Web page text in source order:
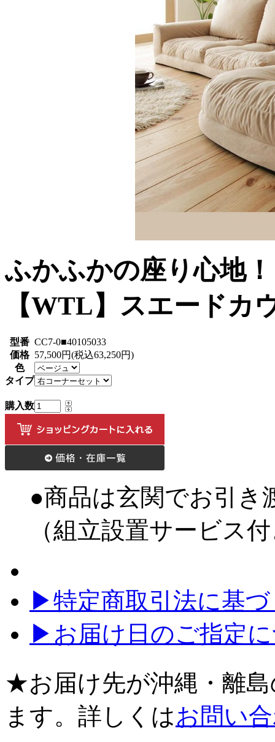
ふかふかの座り心地
【WTL】スエードカ
型番 CC7-0■40105033
価格 57,500円(税込63,250円)
色
タイプ
購入数
●商品は玄関でお引き
（組立設置サービス
▶特定商取引法に基
▶お届け日のご指定
★お届け先が沖縄・離
ます。詳しくはお問い